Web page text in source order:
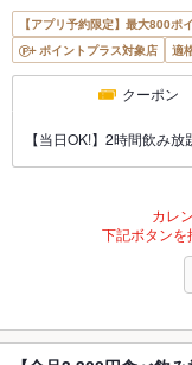
【アプリ予約限定】最大800ポ
ポイントプラス対象店
適
クーポン
【当日OK!】2時間飲み
カレ
下記ボタンを